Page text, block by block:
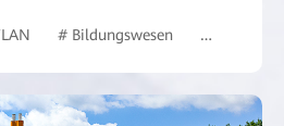
# Bildungswesen #